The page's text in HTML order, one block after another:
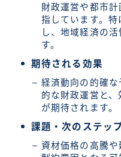
財政運営や都市
指しています。
し、地域経済の
す。
期待される効果
経済動向の的確
的な財政運営と
が期待されます。
課題・次のステッ
資材価格の高騰